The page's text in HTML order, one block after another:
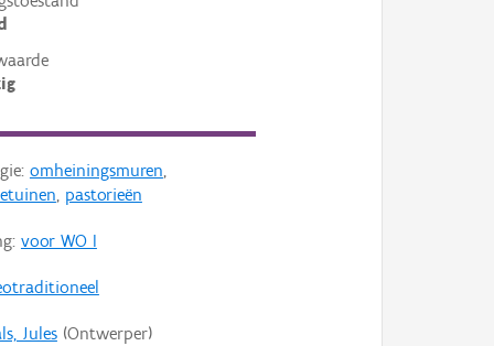
omheiningsmuren,
, pastorieën
voor WO I
Jules(Ontwerper)